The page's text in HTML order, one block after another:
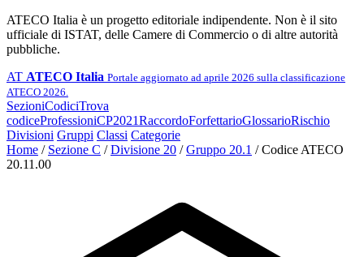
ATECO Italia è un progetto editoriale indipendente. Non è il sito
ufficiale di ISTAT, delle Camere di Commercio o di altre autorità
pubbliche.
AT ATECO Italia Portale aggiornato ad aprile 2026 sulla classificazione
ATECO 2026.
SezioniCodiciTrova
codiceProfessioniCP2021RaccordoForfettarioGlossarioRischio
Divisioni Gruppi Classi Categorie
Home / Sezione C / Divisione 20 / Gruppo 20.1 / Codice ATECO
20.11.00